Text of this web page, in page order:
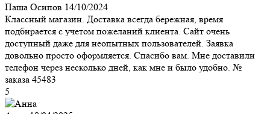
Паша Осипов 14/10/2024
Классный магазин. Доставка всегда бережная, время
подбирается с учетом пожеланий клиента. Сайт очень
доступный даже для неопытных пользователей. Заявка
довольно просто оформляется. Спасибо вам. Мне доставили
телефон через несколько дней, как мне и было удобно. №
заказа 45483
5